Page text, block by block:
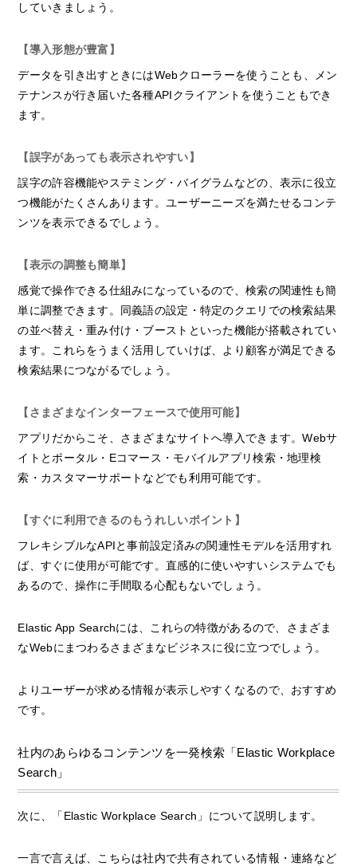
していきましょう。
【導入形態が豊富】
データを引き出すときにはWebクローラーを使うことも、メン
テナンスが行き届いた各種APIクライアントを使うこともでき
ます。
【誤字があっても表示されやすい】
誤字の許容機能やステミング・バイグラムなどの、表示に役立
つ機能がたくさんあります。ユーザーニーズを満たせるコンテ
ンツを表示できるでしょう。
【表示の調整も簡単】
感覚で操作できる仕組みになっているので、検索の関連性も簡
単に調整できます。同義語の設定・特定のクエリでの検索結果
の並べ替え・重み付け・ブーストといった機能が搭載されてい
ます。これらをうまく活用していけば、より顧客が満足できる
検索結果につながるでしょう。
【さまざまなインターフェースで使用可能】
アプリだからこそ、さまざまなサイトへ導入できます。Webサ
イトとポータル・Eコマース・モバイルアプリ検索・地理検
索・カスタマーサポートなどでも利用可能です。
【すぐに利用できるのもうれしいポイント】
フレキシブルなAPIと事前設定済みの関連性モデルを活用すれ
ば、すぐに使用が可能です。直感的に使いやすいシステムでも
あるので、操作に手間取る心配もないでしょう。
Elastic App Searchには、これらの特徴があるので、さまざま
なWebにまつわるさまざまなビジネスに役に立つでしょう。
よりユーザーが求める情報が表示しやすくなるので、おすすめ
です。
社内のあらゆるコンテンツを一発検索「Elastic Workplace
Search」
次に、「Elastic Workplace Search」について説明します。
一言で言えば、こちらは社内で共有されている情報・連絡など